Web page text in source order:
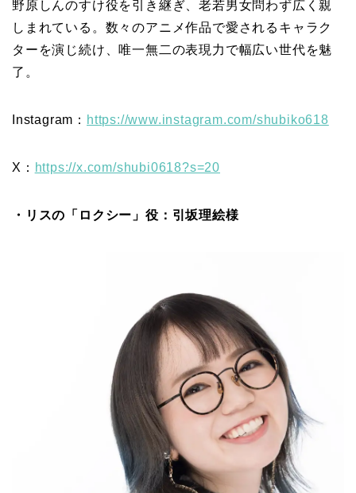
野原しんのすけ役を引き継ぎ、老若男女問わず広く親
しまれている。数々のアニメ作品で愛されるキャラク
ターを演じ続け、唯一無二の表現力で幅広い世代を魅
了。
Instagram： https://www.instagram.com/shubiko618
X： https://x.com/shubi0618?s=20
・リスの「ロクシー」役：引坂理絵様